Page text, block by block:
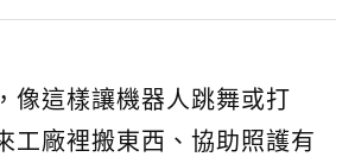
像這樣讓機器人跳舞或打
工廠裡搬東西、協助照護有